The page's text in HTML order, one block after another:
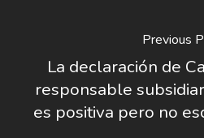
Previous
La declaración de
responsable
es positiva pero no